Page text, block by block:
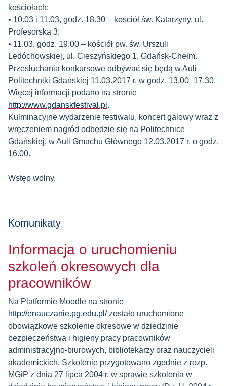
kościołach:
• 10.03 i 11.03, godz. 18.30 – kościół św. Katarzyny, ul.
Profesorska 3;
• 11.03, godz. 19.00 – kościół pw. św. Urszuli
Ledóchowskiej, ul. Cieszyńskiego 1, Gdańsk-Chełm.
Przesłuchania konkursowe odbywać się będą w Auli
Politechniki Gdańskiej 11.03.2017 r. w godz. 13.00–17.30.
Więcej informacji podano na stronie
http://www.gdanskfestival.pl .
Kulminacyjne wydarzenie festiwalu, koncert galowy wraz z
wręczeniem nagród odbędzie się na Politechnice
Gdańskiej, w Auli Gmachu Głównego 12.03.2017 r. o godz.
16.00.
Wstęp wolny.
Komunikaty
Informacja o uruchomieniu
szkoleń okresowych dla
pracowników
Na Platformie Moodle na stronie
http://enauczanie.pg.edu.pl/zostało uruchomione
obowiązkowe szkolenie okresowe w dziedzinie
bezpieczeństwa i higieny pracy pracowników
administracyjno-biurowych, bibliotekarzy oraz nauczycieli
akademickich. Szkolenie przygotowano zgodnie z rozp.
MGiP z dnia 27 lipca 2004 r. w sprawie szkolenia w